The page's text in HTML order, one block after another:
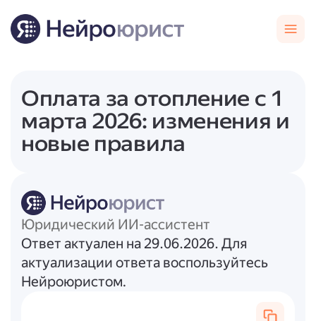
Оплата за отопление с 1
марта 2026: изменения и
новые правила
Юридический ИИ-ассистент
Ответ актуален на 29.06.2026. Для
актуализации ответа воспользуйтесь
Нейроюристом.